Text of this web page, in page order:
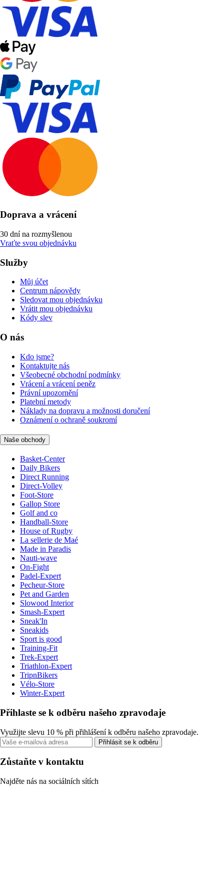
Doprava a vrácení
30 dní na rozmyšlenou
Vraťte svou objednávku
Služby
Můj účet
Centrum nápovědy
Sledovat mou objednávku
Vrátit mou objednávku
Kódy slev
O nás
Kdo jsme?
Kontaktujte nás
Všeobecné obchodní podmínky
Vrácení a vrácení peněz
Právní upozornění
Platební metody
Náklady na dopravu a možnosti doručení
Oznámení o ochraně soukromí
Naše obchody
Basket-Center
Daily Bikers
Direct Running
Direct-Volley
Foot-Store
Gallop Store
Golf and co
Handball-Store
House of Rugby
La sellerie de Maé
Made in Paradis
Nauti-wave
On-Fight
Padel-Expert
Pecheur-Store
Pet and Garden
Slowood Interior
Smash-Expert
Sneak'In
Sneakids
Sport is good
Training-Fit
Trek-Expert
Triathlon-Expert
TripnBikers
Vélo-Store
Winter-Expert
Přihlaste se k odběru našeho zpravodaje
Využijte slevu 10 % při přihlášení k odběru našeho zpravodaje.
Přihlásit se k odběru
Zůstaňte v kontaktu
Najděte nás na sociálních sítích